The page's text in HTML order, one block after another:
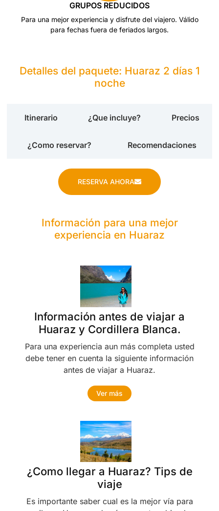
GRUPOS REDUCIDOS
Para una mejor experiencia y disfrute del viajero. Válido
para fechas fuera de feriados largos.
Detalles del paquete: Huaraz 2 días 1
noche
Itinerario ¿Que incluye? Precios
¿Como reservar? Recomendaciones
RESERVA AHORA
Información para una mejor
experiencia en Huaraz
Información antes de viajar a
Huaraz y Cordillera Blanca.
Para una experiencia aun más completa usted
debe tener en cuenta la siguiente información
antes de viajar a Huaraz.
Ver más
¿Como llegar a Huaraz? Tips de
viaje
Es importante saber cual es la mejor vía para